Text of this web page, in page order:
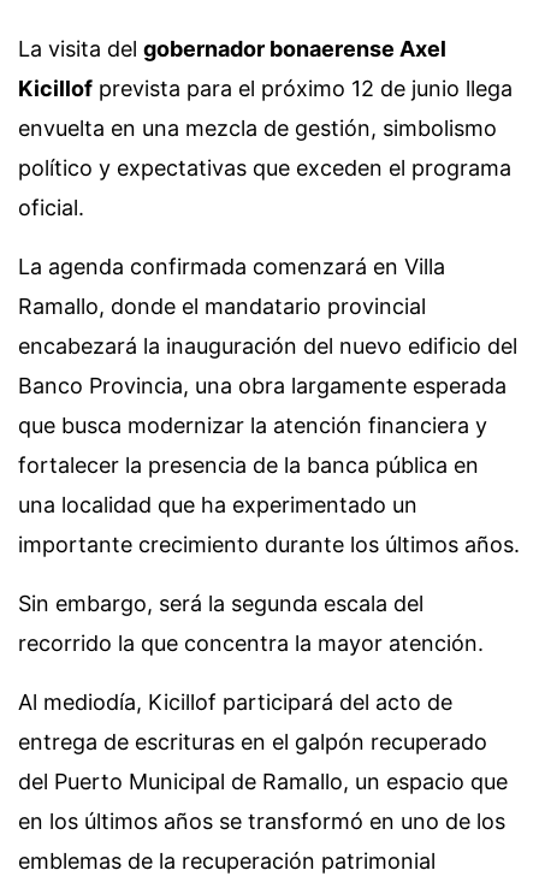
La visita del gobernador bonaerense Axel
Kicillof prevista para el próximo 12 de junio llega
envuelta en una mezcla de gestión, simbolismo
político y expectativas que exceden el programa
oficial.
La agenda confirmada comenzará en Villa
Ramallo, donde el mandatario provincial
encabezará la inauguración del nuevo edificio del
Banco Provincia, una obra largamente esperada
que busca modernizar la atención financiera y
fortalecer la presencia de la banca pública en
una localidad que ha experimentado un
importante crecimiento durante los últimos años.
Sin embargo, será la segunda escala del
recorrido la que concentra la mayor atención.
Al mediodía, Kicillof participará del acto de
entrega de escrituras en el galpón recuperado
del Puerto Municipal de Ramallo, un espacio que
en los últimos años se transformó en uno de los
emblemas de la recuperación patrimonial